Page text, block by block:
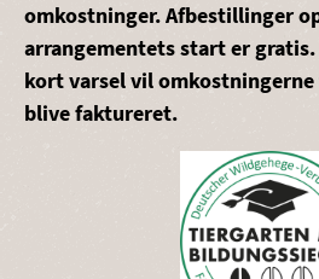
omkostninger. Afbestillinger
arrangementets start er
kort varsel vil
blive faktureret.